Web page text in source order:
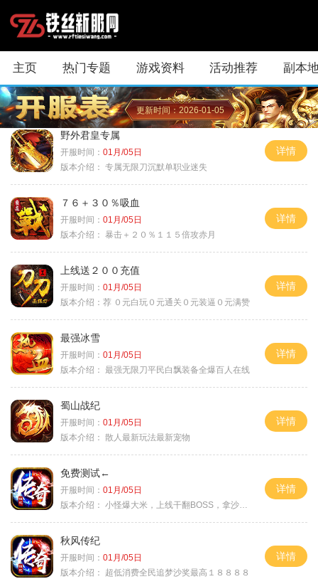
主页 热门专题 游戏资料 活动推荐 副本
更新时间：2026-01-05
野外君皇专属
开服时间： 01月/05日
版本介绍： 专属无限刀沉默单职业迷失
详情
７６＋３０％吸血
开服时间： 01月/05日
版本介绍： 暴击＋２０％１１５倍攻赤月
详情
上线送２００充值
开服时间： 01月/05日
版本介绍： 荐 ０元白玩０元通关０元装逼０元满赞
详情
最强冰雪
开服时间： 01月/05日
版本介绍： 最强无限刀平民白飘装备全爆百人在线
详情
蜀山战纪
开服时间： 01月/05日
版本介绍： 散人最新玩法最新宠物
详情
免费测试←
开服时间： 01月/05日
版本介绍： 小怪爆大米，上线干翻BOSS，拿沙大奖
详情
秋风传纪
开服时间： 01月/05日
版本介绍：
超低消费全民追梦沙奖最高１８８８８
详情